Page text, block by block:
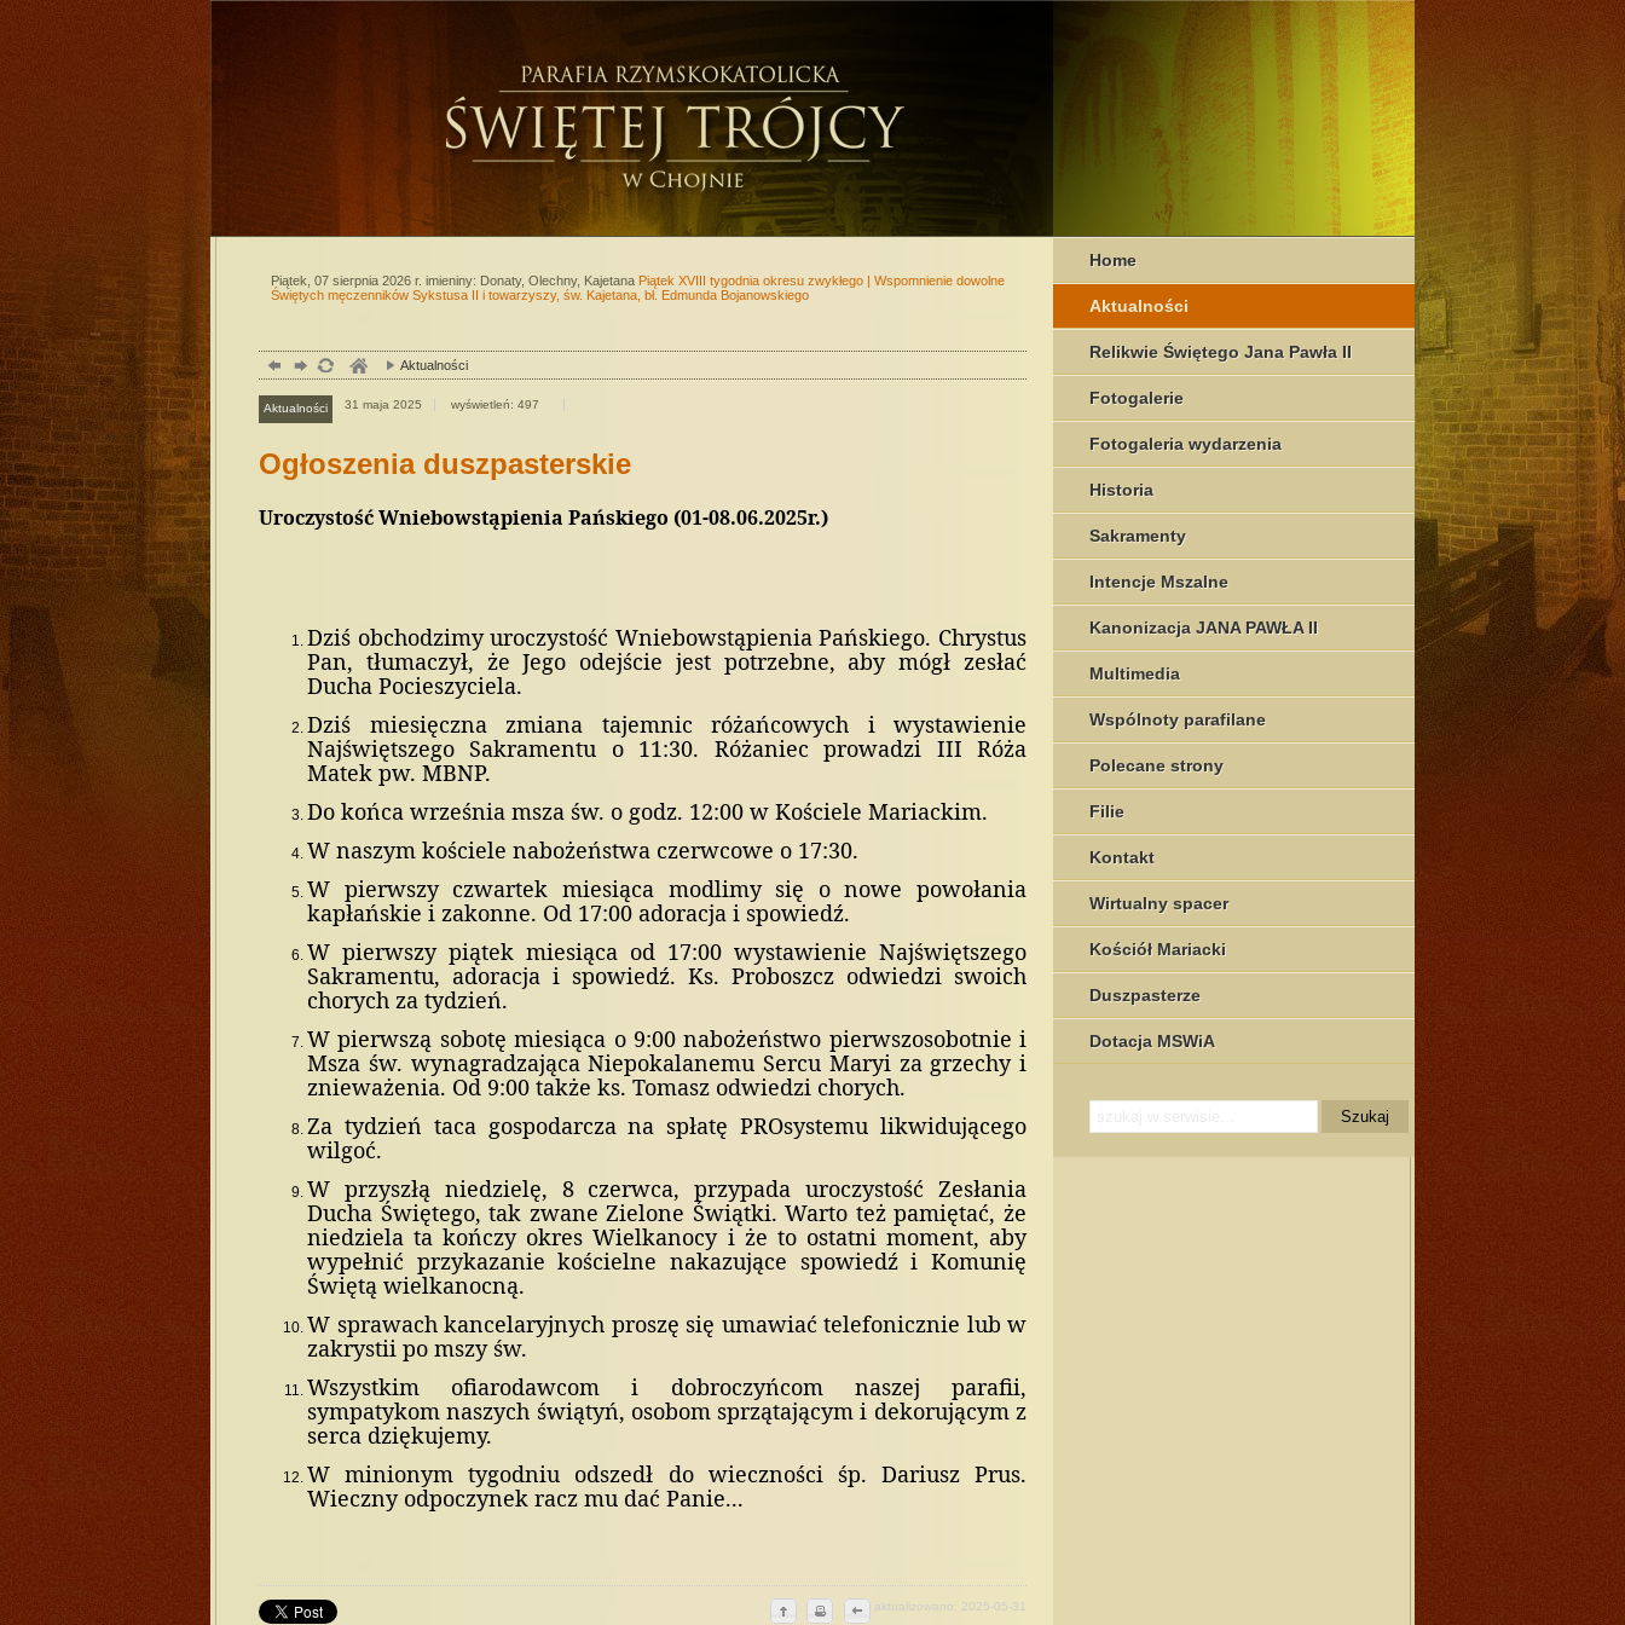
Home
Aktualności
Relikwie Świętego Jana Pawła II
Fotogalerie
Fotogaleria wydarzenia
Historia
Sakramenty
Intencje Mszalne
Kanonizacja JANA PAWŁA II
Multimedia
Wspólnoty parafilane
Polecane strony
Filie
Kontakt
Wirtualny spacer
Kościół Mariacki
Duszpasterze
Dotacja MSWiA
Piątek, 07 sierpnia 2026 r. imieniny: Donaty, Olechny, Kajetana Piątek XVIII tygodnia okresu zwykłego | Wspomnienie dowolne
Świętych męczenników Sykstusa II i towarzyszy, św. Kajetana, bł. Edmunda Bojanowskiego
Aktualności
Aktualności 31 maja 2025 wyświetleń: 497
Ogłoszenia duszpasterskie
Uroczystość Wniebowstąpienia Pańskiego (01-08.06.2025r.)
Dziś obchodzimy uroczystość Wniebowstąpienia Pańskiego. Chrystus
Pan, tłumaczył, że Jego odejście jest potrzebne, aby mógł zesłać
Ducha Pocieszyciela.
Dziś miesięczna zmiana tajemnic różańcowych i wystawienie
Najświętszego Sakramentu o 11:30. Różaniec prowadzi III Róża
Matek pw. MBNP.
Do końca września msza św. o godz. 12:00 w Kościele Mariackim.
W naszym kościele nabożeństwa czerwcowe o 17:30.
W pierwszy czwartek miesiąca modlimy się o nowe powołania
kapłańskie i zakonne. Od 17:00 adoracja i spowiedź.
W pierwszy piątek miesiąca od 17:00 wystawienie Najświętszego
Sakramentu, adoracja i spowiedź. Ks. Proboszcz odwiedzi swoich
chorych za tydzień.
W pierwszą sobotę miesiąca o 9:00 nabożeństwo pierwszosobotnie i
Msza św. wynagradzająca Niepokalanemu Sercu Maryi za grzechy i
znieważenia. Od 9:00 także ks. Tomasz odwiedzi chorych.
Za tydzień taca gospodarcza na spłatę PROsystemu likwidującego
wilgoć.
W przyszłą niedzielę, 8 czerwca, przypada uroczystość Zesłania
Ducha Świętego, tak zwane Zielone Świątki. Warto też pamiętać, że
niedziela ta kończy okres Wielkanocy i że to ostatni moment, aby
wypełnić przykazanie kościelne nakazujące spowiedź i Komunię
Świętą wielkanocną.
W sprawach kancelaryjnych proszę się umawiać telefonicznie lub w
zakrystii po mszy św.
Wszystkim ofiarodawcom i dobroczyńcom naszej parafii,
sympatykom naszych świątyń, osobom sprzątającym i dekorującym z
serca dziękujemy.
W minionym tygodniu odszedł do wieczności śp. Dariusz Prus.
Wieczny odpoczynek racz mu dać Panie...
aktualizowano: 2025-05-31